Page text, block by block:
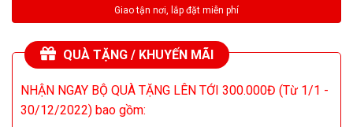
QUÀ TẶNG / KHUYẾN MÃI
NHẬN NGAY BỘ QUÀ TẶNG LÊN TỚI 300.000Đ (Từ 1/1 -
30/12/2022) bao gồm: